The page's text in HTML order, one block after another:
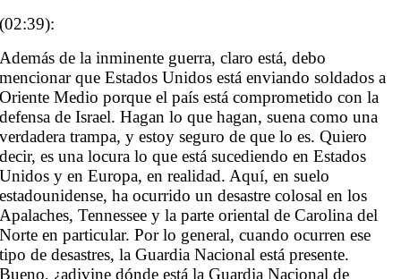
(02:39):
Además de la inminente guerra, claro está, debo
mencionar que Estados Unidos está enviando soldados a
Oriente Medio porque el país está comprometido con la
defensa de Israel. Hagan lo que hagan, suena como una
verdadera trampa, y estoy seguro de que lo es. Quiero
decir, es una locura lo que está sucediendo en Estados
Unidos y en Europa, en realidad. Aquí, en suelo
estadounidense, ha ocurrido un desastre colosal en los
Apalaches, Tennessee y la parte oriental de Carolina del
Norte en particular. Por lo general, cuando ocurren ese
tipo de desastres, la Guardia Nacional está presente.
Bueno, ¿adivine dónde está la Guardia Nacional de